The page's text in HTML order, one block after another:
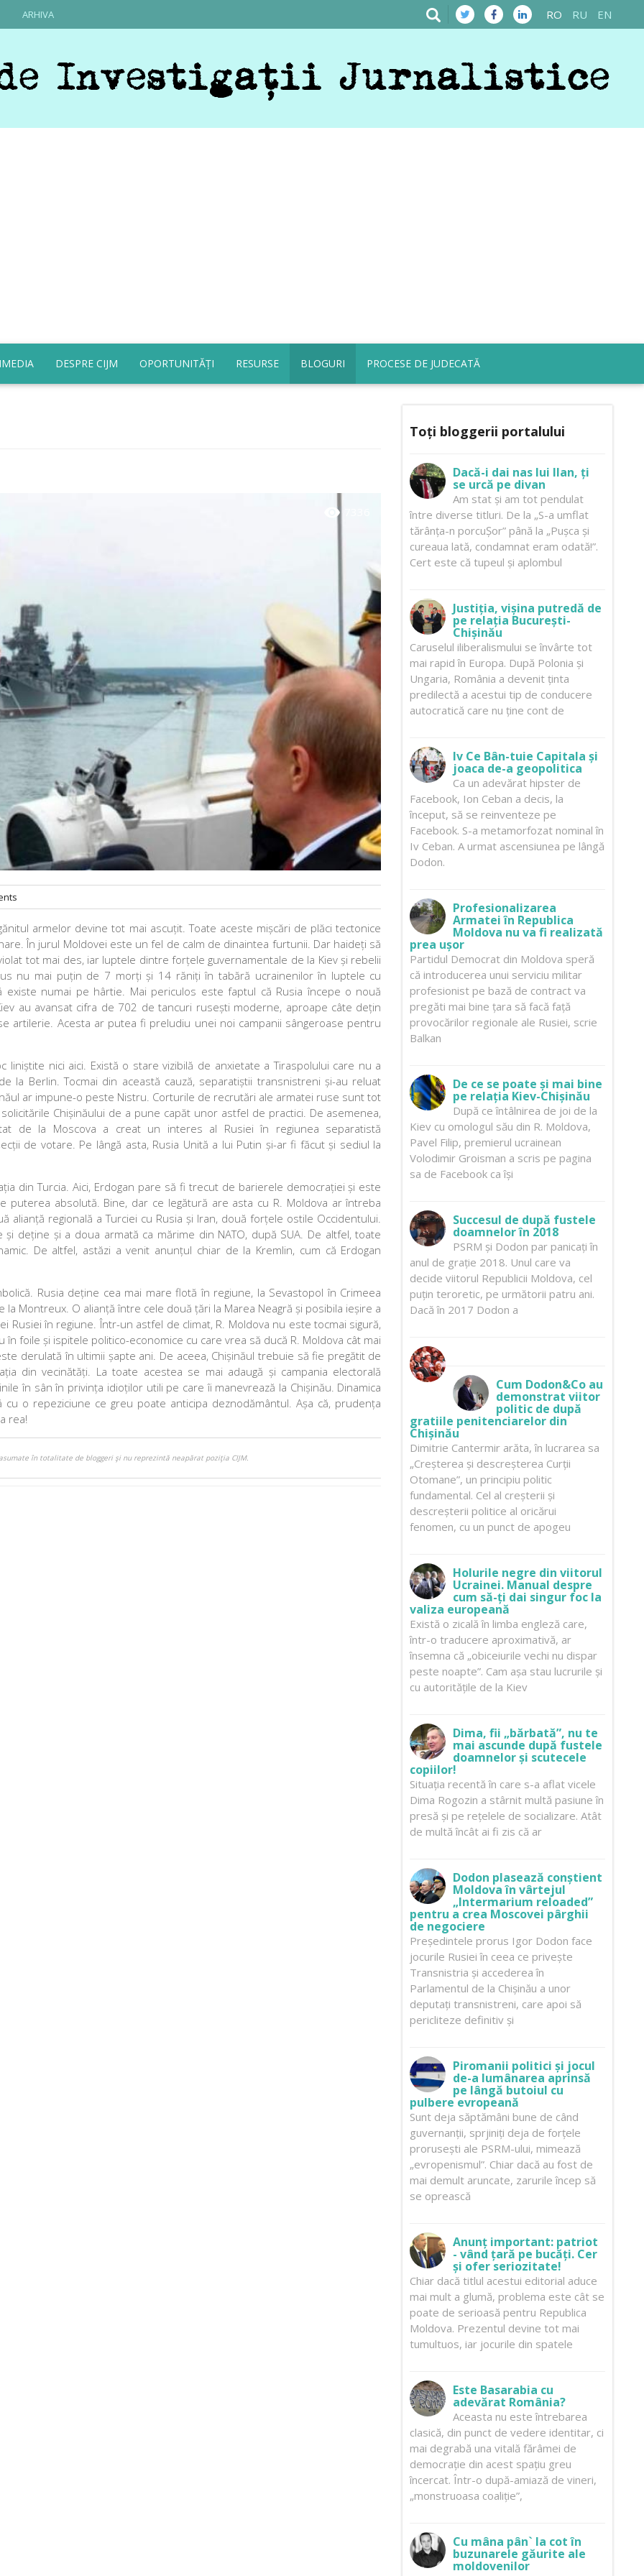
ARHIVA RO RU EN
DESPRE CIJM OPORTUNITĂȚI RESURSE BLOGURI PROCESE DE JUDECATĂ
visibility
armelor devine tot mai ascuțit. Toate aceste mișcări de plăci tectonice
În jurul Moldovei este un fel de calm de dinaintea furtunii. Dar haideți să
tot mai des, iar luptele dintre forțele guvernamentale de la Kiev și rebelii
nu mai puțin de 7 morți și 14 răniți în tabără ucrainenilor în luptele cu
numai pe hârtie. Mai periculos este faptul că Rusia începe o nouă
au avansat cifra de 702 de tancuri rusești moderne, aproape câte dețin
artilerie. Acesta ar putea fi preludiu unei noi campanii sângeroase pentru
nici aici. Există o stare vizibilă de anxietate a Tiraspolului care nu a
la Berlin. Tocmai din această cauză, separatiștii transnistreni și-au reluat
ar impune-o peste Nistru. Corturile de recrutări ale armatei ruse sunt tot
Chișinăului de a pune capăt unor astfel de practici. De asemenea,
de la Moscova a creat un interes al Rusiei în regiunea separatistă
de votare. Pe lângă asta, Rusia Unită a lui Putin și-ar fi făcut și sediul la
din Turcia. Aici, Erdogan pare să fi trecut de barierele democrației și este
absolută. Bine, dar ce legătură are asta cu R. Moldova ar întreba
alianță regională a Turciei cu Rusia și Iran, două forțele ostile Occidentului.
deține și a doua armată ca mărime din NATO, după SUA. De altfel, toate
De altfel, astăzi a venit anunțul chiar de la Kremlin, cum că Erdogan
Rusia deține cea mai mare flotă în regiune, la Sevastopol în Crimeea
Montreux. O alianță între cele două țări la Marea Neagră și posibila ieșire a
Rusiei în regiune. Într-un astfel de climat, R. Moldova nu este tocmai sigură,
foile și ispitele politico-economice cu care vrea să ducă R. Moldova cât mai
derulată în ultimii șapte ani. De aceea, Chișinăul trebuie să fie pregătit de
din vecinătăți. La toate acestea se mai adaugă și campania electorală
în sân în privința idioților utili pe care îi manevrează la Chișinău. Dinamica
o repeziciune ce greu poate anticipa deznodământul. Așa că, prudența
rea!
în totalitate de bloggeri şi nu reprezintă neapărat poziţia CIJM.
Toți bloggerii portalului
Dacă-i dai nas lui Ilan, ți
se urcă pe divan
Am stat și am tot pendulat
între diverse titluri. De la „S-a umflat
tărânța-n porcuȘor” până la „Pușca și
cureaua lată, condamnat eram odată!”.
Cert este că tupeul și aplombul
Justiția, vișina putredă de
pe relația București-
Chișinău
Caruselul iliberalismului se învârte tot
mai rapid în Europa. După Polonia și
Ungaria, România a devenit ținta
predilectă a acestui tip de conducere
autocratică care nu ține cont de
Iv Ce Bân-tuie Capitala și
joaca de-a geopolitica
Ca un adevărat hipster de
Facebook, Ion Ceban a decis, la
început, să se reinventeze pe
Facebook. S-a metamorfozat nominal în
Iv Ceban. A urmat ascensiunea pe lângă
Dodon.
Profesionalizarea
Armatei în Republica
Moldova nu va fi realizată
prea ușor
Partidul Democrat din Moldova speră
că introducerea unui serviciu militar
profesionist pe bază de contract va
pregăti mai bine țara să facă față
provocărilor regionale ale Rusiei, scrie
Balkan
De ce se poate și mai bine
pe relația Kiev-Chișinău
După ce întâlnirea de joi de la
Kiev cu omologul său din R. Moldova,
Pavel Filip, premierul ucrainean
Volodimir Groisman a scris pe pagina
sa de Facebook ca își
Succesul de după fustele
doamnelor în 2018
PSRM și Dodon par panicați în
anul de grație 2018. Unul care va
decide viitorul Republicii Moldova, cel
puțin teroretic, pe următorii patru ani.
Dacă în 2017 Dodon a
Cum Dodon&Co au
demonstrat viitor
politic de după
gratiile penitenciarelor din
Chișinău
Dimitrie Cantermir arăta, în lucrarea sa
„Creșterea și descreșterea Curții
Otomane”, un principiu politic
fundamental. Cel al creșterii și
descreșterii politice al oricărui
fenomen, cu un punct de apogeu
Holurile negre din viitorul
Ucrainei. Manual despre
cum să-ți dai singur foc la
valiza europeană
Există o zicală în limba engleză care,
într-o traducere aproximativă, ar
însemna că „obiceiurile vechi nu dispar
peste noapte”. Cam așa stau lucrurile și
cu autoritățile de la Kiev
Dima, fii „bărbată”, nu te
mai ascunde după fustele
doamnelor și scutecele
copiilor!
Situația recentă în care s-a aflat vicele
Dima Rogozin a stârnit multă pasiune în
presă și pe rețelele de socializare. Atât
de multă încât ai fi zis că ar
Dodon plasează conștient
Moldova în vârtejul
„Intermarium reloaded”
pentru a crea Moscovei pârghii
de negociere
Președintele prorus Igor Dodon face
jocurile Rusiei în ceea ce privește
Transnistria și accederea în
Parlamentul de la Chișinău a unor
deputați transnistreni, care apoi să
pericliteze definitiv și
Piromanii politici și jocul
de-a lumânarea aprinsă
pe lângă butoiul cu
pulbere evropeană
Sunt deja săptămâni bune de când
guvernanții, sprjiniți deja de forțele
prorusești ale PSRM-ului, mimează
„evropenismul”. Chiar dacă au fost de
mai demult aruncate, zarurile încep să
se oprească
Anunț important: patriot
- vând țară pe bucăți. Cer
și ofer seriozitate!
Chiar dacă titlul acestui editorial aduce
mai mult a glumă, problema este cât se
poate de serioasă pentru Republica
Moldova. Prezentul devine tot mai
tumultuos, iar jocurile din spatele
Este Basarabia cu
adevărat România?
Aceasta nu este întrebarea
clasică, din punct de vedere identitar, ci
mai degrabă una vitală fărâmei de
democrație din acest spațiu greu
încercat. Într-o după-amiază de vineri,
„monstruoasa coaliție”,
Cu mâna pân` la cot în
buzunarele găurite ale
moldovenilor